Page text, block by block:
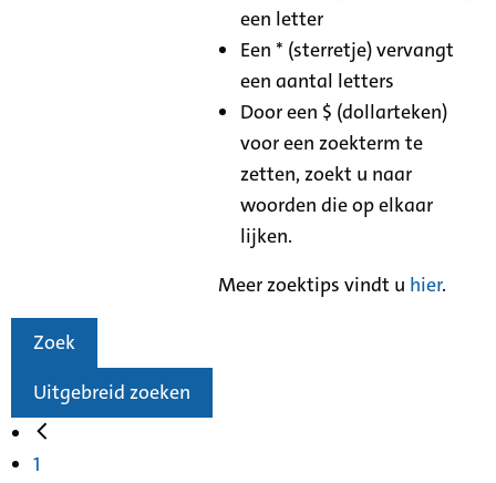
een letter
Een * (sterretje) vervangt
een aantal letters
Door een $ (dollarteken)
voor een zoekterm te
zetten, zoekt u naar
woorden die op elkaar
lijken.
Meer zoektips vindt u hier.
Zoek
Uitgebreid zoeken
1